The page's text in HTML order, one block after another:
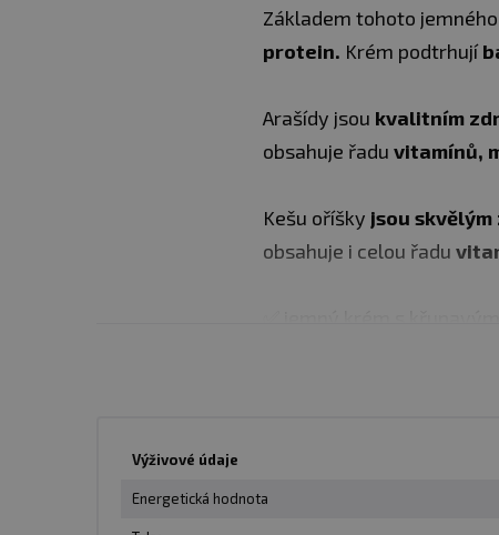
Základem tohoto
protein. Krém podtrhují
Arašídy jsou kvalitním
obsahuje řadu vitamínů,
Kešu oříšky jsou
obsahuje i celou řadu
Výživové údaje
Energetická hodnota